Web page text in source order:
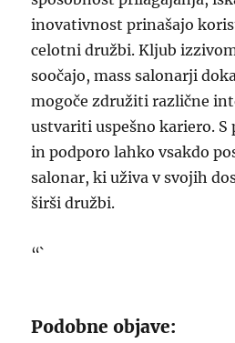
inovativnost prinašajo
celotni družbi. Kljub
soočajo, mass salonarji
mogoče združiti različne
ustvariti uspešno kariero.
in podporo lahko vsakdo
salonar, ki uživa v svojih
širši družbi.
“`
Podobne objave: